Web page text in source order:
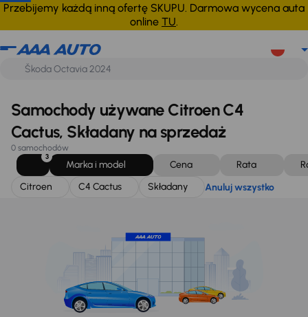
Przebijemy każdą inną ofertę SKUPU. Darmowa wycena auta
online TU.
Citroen C4 Cactus Składany Anuluj wszystko
Samochody używane Citroen C4
Cactus, Składany na sprzedaż
0 samochodów
3
Marka i model Cena Rata
Citroen
C4 Cactus Składany Anuluj wszystko